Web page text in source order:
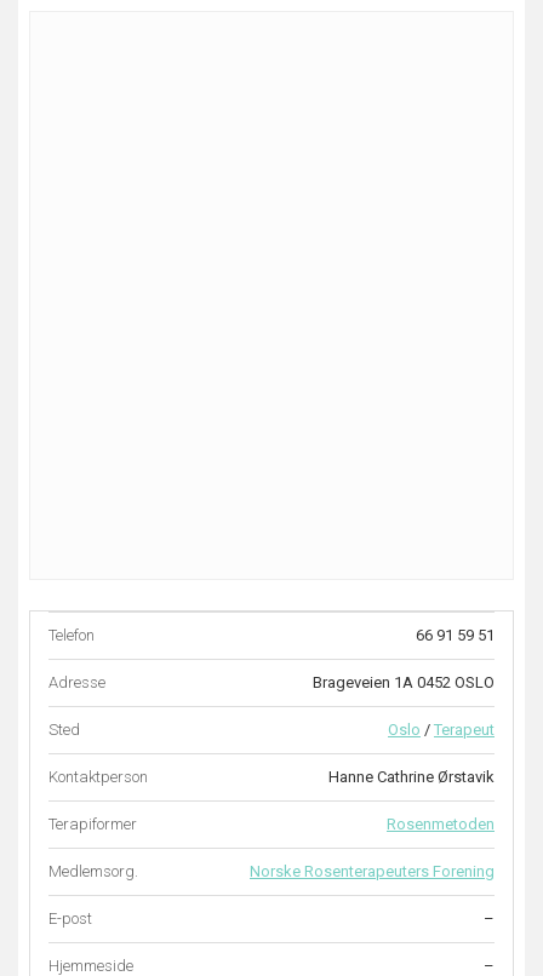
Telefon 66 91 59 51
Adresse Brageveien 1A 0452 OSLO
Sted Oslo / Terapeut
Kontaktperson Hanne Cathrine Ørstavik
Terapiformer Rosenmetoden
Medlemsorg. Norske Rosenterapeuters Forening
E-post –
Hjemmeside –